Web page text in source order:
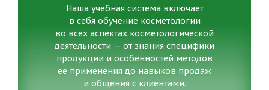
Наша учебная система включает
в себя обучение косметологии
во всех аспектах косметологической
деятельности — от знания специфики
продукции и особенностей методов
ее применения до навыков продаж
и общения с клиентами.